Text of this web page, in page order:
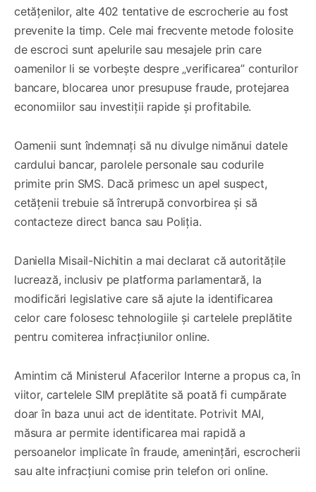
cetățenilor, alte 402 tentative de escrocherie au fost
prevenite la timp. Cele mai frecvente metode folosite
de escroci sunt apelurile sau mesajele prin care
oamenilor li se vorbește despre „verificarea” conturilor
bancare, blocarea unor presupuse fraude, protejarea
economiilor sau investiții rapide și profitabile.
Oamenii sunt îndemnați să nu divulge nimănui datele
cardului bancar, parolele personale sau codurile
primite prin SMS. Dacă primesc un apel suspect,
cetățenii trebuie să întrerupă convorbirea și să
contacteze direct banca sau Poliția.
Daniella Misail-Nichitin a mai declarat că autoritățile
lucrează, inclusiv pe platforma parlamentară, la
modificări legislative care să ajute la identificarea
celor care folosesc tehnologiile și cartelele preplătite
pentru comiterea infracțiunilor online.
Amintim că Ministerul Afacerilor Interne a propus ca, în
viitor, cartelele SIM preplătite să poată fi cumpărate
doar în baza unui act de identitate. Potrivit MAI,
măsura ar permite identificarea mai rapidă a
persoanelor implicate în fraude, amenințări, escrocherii
sau alte infracțiuni comise prin telefon ori online.